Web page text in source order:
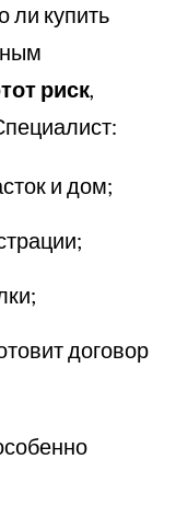
ли купить
риск,
и дом;
договор